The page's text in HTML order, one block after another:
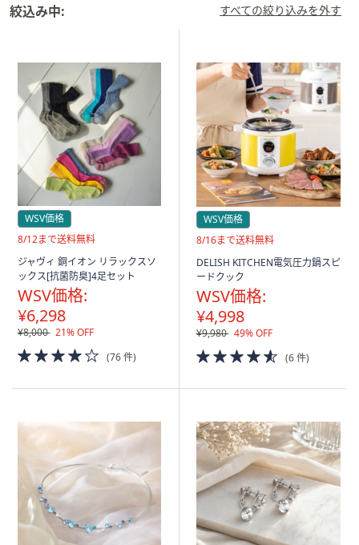
チ
イ
で
左
に
ワ
イ
プ
し
て
閲
覧
で
き
す。
すべての絞り込みを外す
絞込み中:
WSV価格
送
無
料
8/12まで送料無料
ジャヴィ 銅イオン リラックスソ
ックス[抗菌防臭]4足セット
WSV価格:
¥6,298
¥8,000 21% OFF
4.0
of
(76 件)
WSV価格
送
無
8/16まで送料無料
DELISH KITCHEN電気圧力鍋スピ
ードクック
WSV価格:
¥4,998
¥9,980 49% OFF
4.5
of
(6 件)